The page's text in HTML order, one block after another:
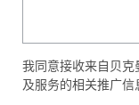
我同意接收来自贝
及服务的相关推广信